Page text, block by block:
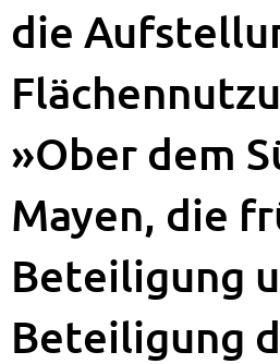
die
»Ober dem
Mayen, die
Beteiligung
Beteiligung